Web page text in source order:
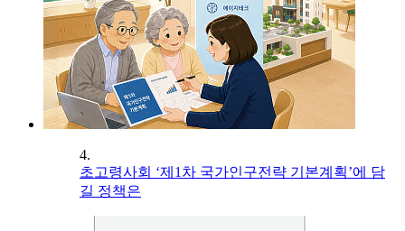
4.
초고령사회 ‘제1차 국가인구전략 기본계획’에 담
길 정책은